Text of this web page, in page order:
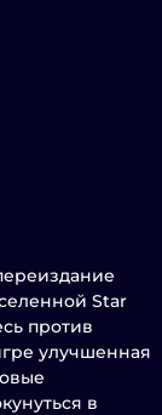
Star
против
улучшенная
в